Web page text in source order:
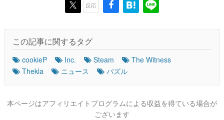
反応
この記事に関するタグ
cookieP Inc. Steam
The Witness
Thekla
ニュース パズル
本ページはアフィリエイトプログラムによる収益を得ている場合が
ございます